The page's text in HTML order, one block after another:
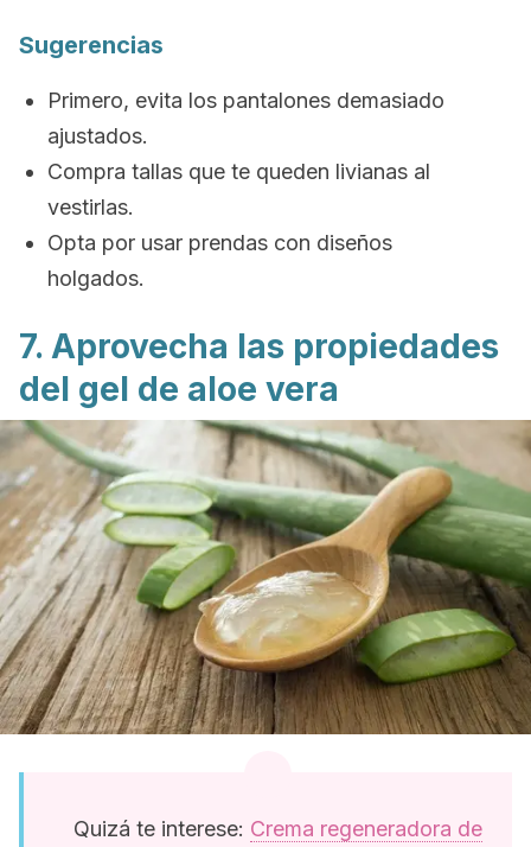
Sugerencias
Primero, evita los pantalones demasiado
ajustados.
Compra tallas que te queden livianas al
vestirlas.
Opta por usar prendas con diseños
holgados.
7. Aprovecha las propiedades
del gel de aloe vera
Quizá te interese: Crema regeneradora de